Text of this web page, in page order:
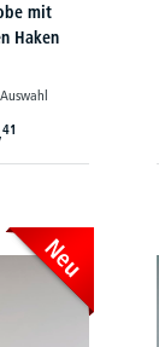
mit
Haken
41
Neu